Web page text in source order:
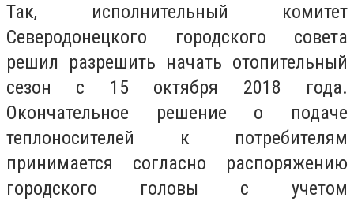
Так, исполнительный комитет
Северодонецкого городского совета
решил разрешить начать отопительный
сезон с 15 октября 2018 года.
Окончательное решение о подаче
теплоносителей к потребителям
принимается согласно распоряжению
городского головы с учетом